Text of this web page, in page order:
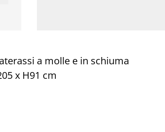
a molle e in schiuma
x H91 cm